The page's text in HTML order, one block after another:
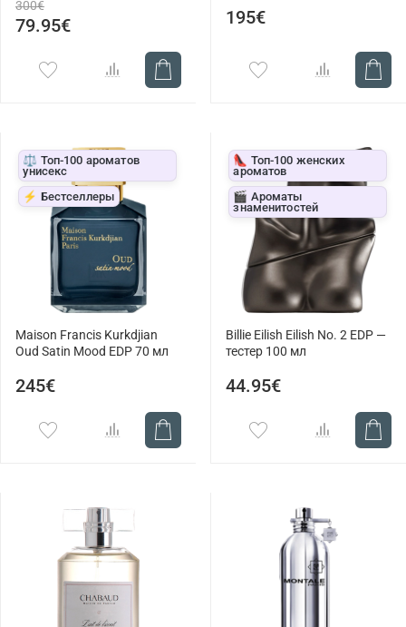
300€
79.95€ 195€
⚖️ Топ-100 ароматов
унисекс
⚡ Бестселлеры
Maison Francis Kurkdjian
Oud Satin Mood EDP 70 мл
245€
👠 Топ-100 женских
ароматов
🎬 Ароматы
знаменитостей
Billie Eilish Eilish No. 2 EDP —
тестер 100 мл
44.95€